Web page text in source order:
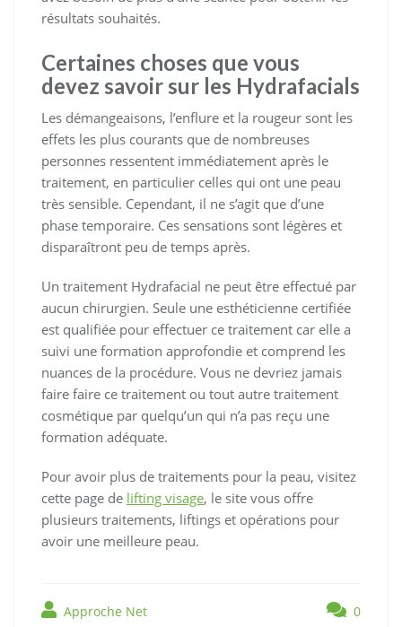
résultats souhaités.
Certaines choses que vous
devez savoir sur les Hydrafacials
Les démangeaisons, l’enflure et la rougeur sont les
effets les plus courants que de nombreuses
personnes ressentent immédiatement après le
traitement, en particulier celles qui ont une peau
très sensible. Cependant, il ne s’agit que d’une
phase temporaire. Ces sensations sont légères et
disparaîtront peu de temps après.
Un traitement Hydrafacial ne peut être effectué par
aucun chirurgien. Seule une esthéticienne certifiée
est qualifiée pour effectuer ce traitement car elle a
suivi une formation approfondie et comprend les
nuances de la procédure. Vous ne devriez jamais
faire faire ce traitement ou tout autre traitement
cosmétique par quelqu’un qui n’a pas reçu une
formation adéquate.
Pour avoir plus de traitements pour la peau, visitez
cette page de lifting visage, le site vous offre
plusieurs traitements, liftings et opérations pour
avoir une meilleure peau.
Approche Net 0